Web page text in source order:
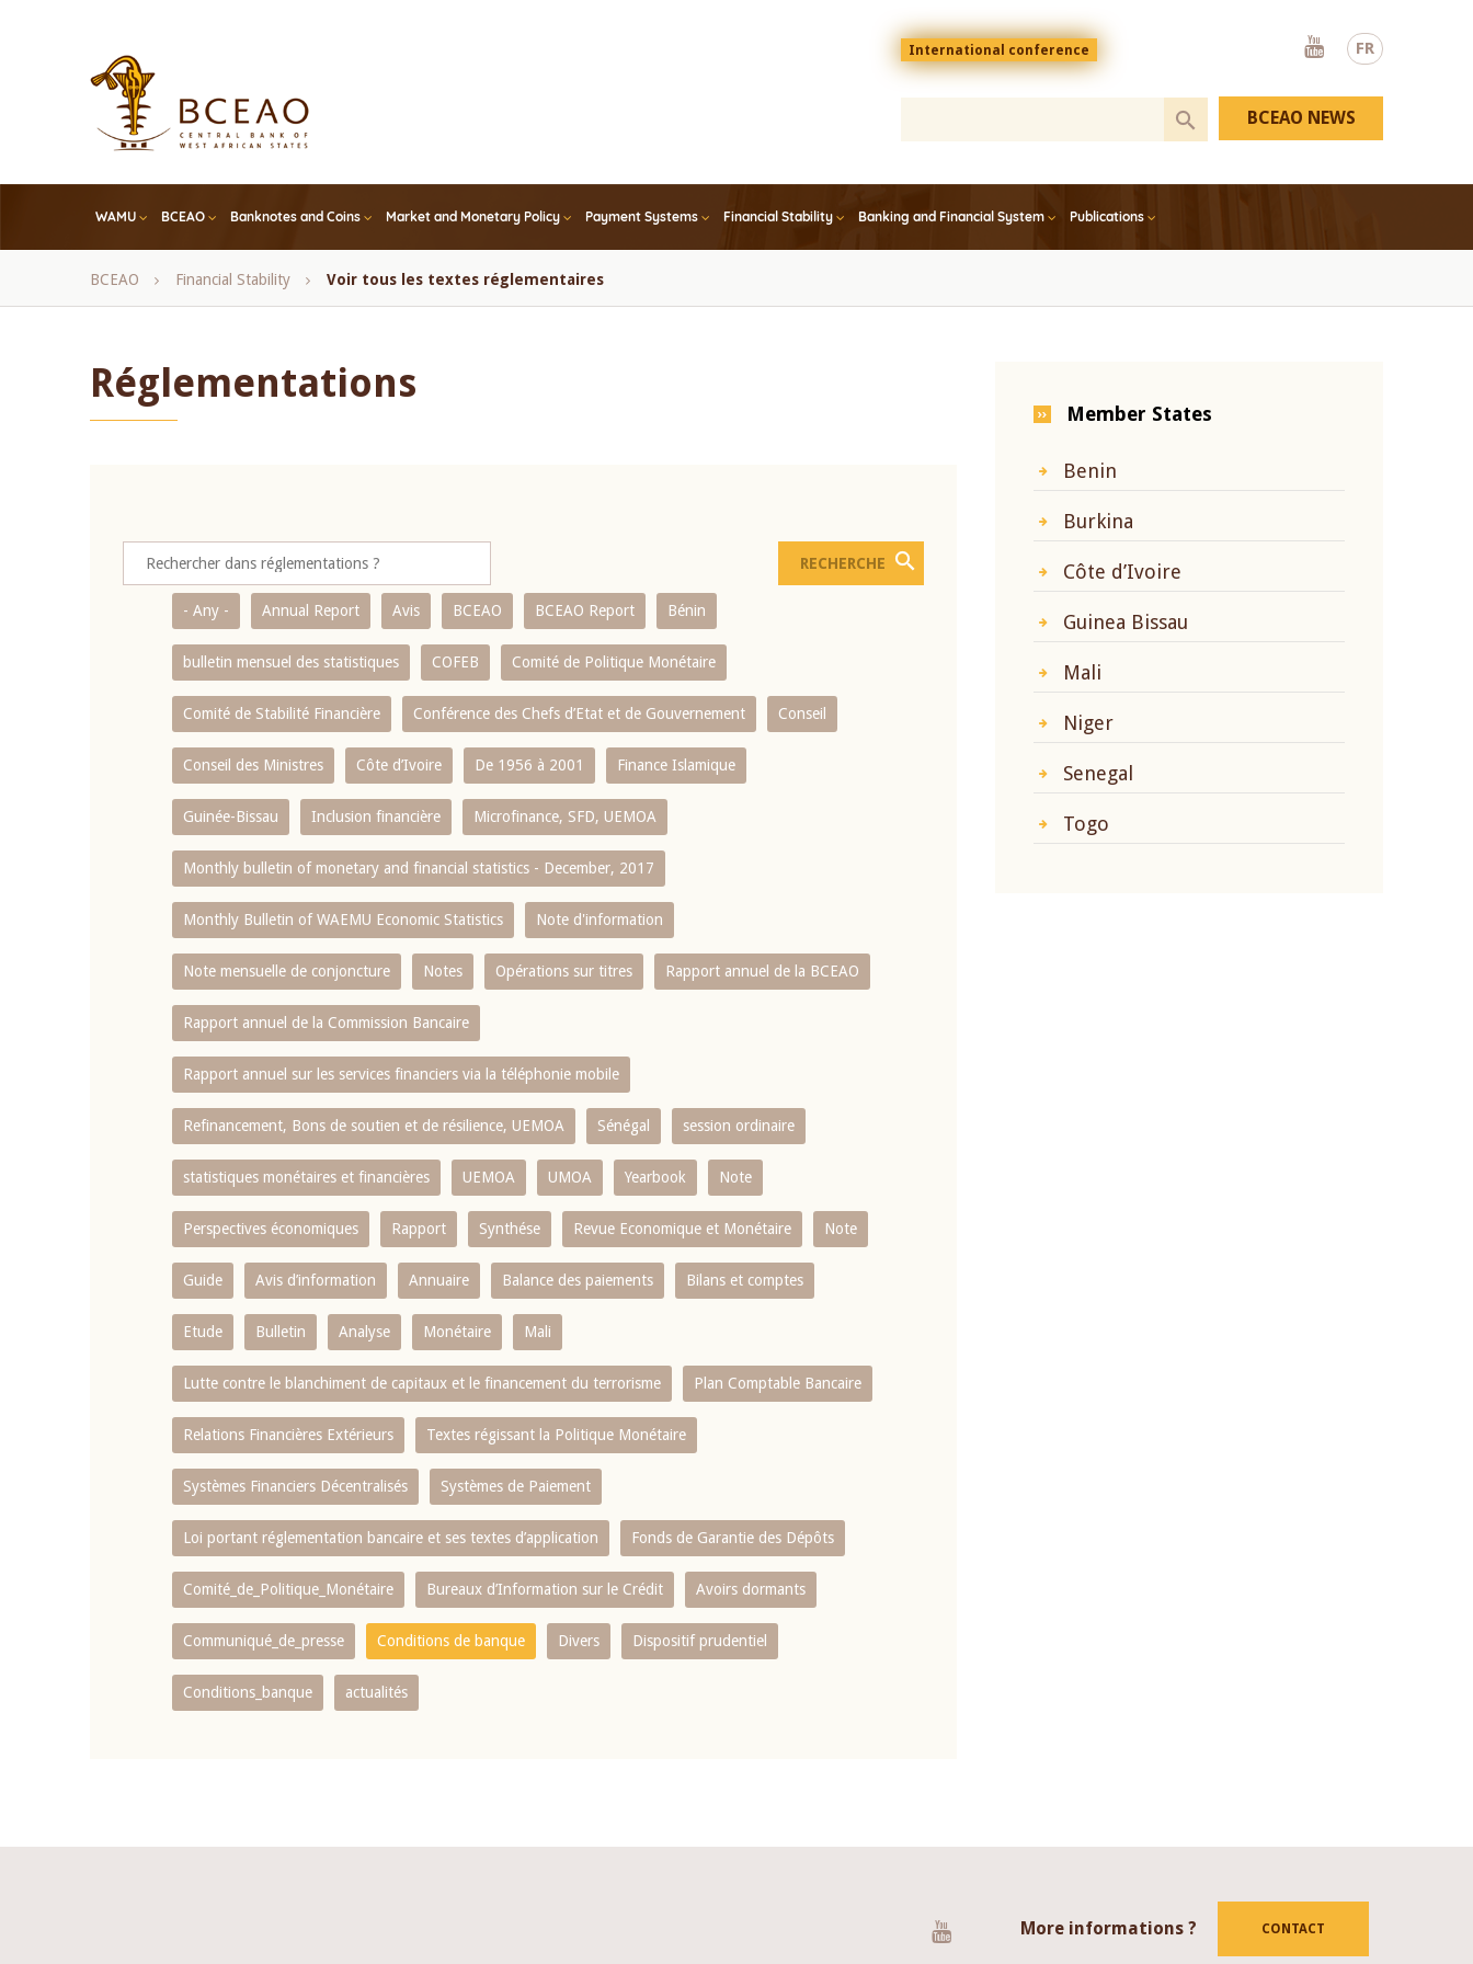
FR
Menu
top
En
International conference
Youtube
WAMU BCEAO Banknotes and Coins Market and Monetary Policy Payment Systems Financial Stability Banking and Financial System Publications
BCEAO NEWS
Breadcrumb
BCEAO Financial Stability Voir tous les textes réglementaires
Réglementations
- Any - Annual Report Avis BCEAO BCEAO Report Bénin
bulletin mensuel des statistiques COFEB Comité de Politique Monétaire
Comité de Stabilité Financière Conférence des Chefs d’Etat et de Gouvernement Conseil
Conseil des Ministres Côte d’Ivoire De 1956 à 2001 Finance Islamique
Guinée-Bissau Inclusion financière Microfinance, SFD, UEMOA
Monthly bulletin of monetary and financial statistics - December, 2017
Monthly Bulletin of WAEMU Economic Statistics Note d'information
Note mensuelle de conjoncture Notes Opérations sur titres Rapport annuel de la BCEAO
Rapport annuel de la Commission Bancaire
Rapport annuel sur les services financiers via la téléphonie mobile
Refinancement, Bons de soutien et de résilience, UEMOA Sénégal session ordinaire
statistiques monétaires et financières UEMOA UMOA Yearbook Note
Perspectives économiques Rapport Synthése Revue Economique et Monétaire Note
Guide Avis d’information Annuaire Balance des paiements Bilans et comptes
Etude Bulletin Analyse Monétaire Mali
Lutte contre le blanchiment de capitaux et le financement du terrorisme Plan Comptable Bancaire
Relations Financières Extérieurs Textes régissant la Politique Monétaire
Systèmes Financiers Décentralisés Systèmes de Paiement
Loi portant réglementation bancaire et ses textes d’application Fonds de Garantie des Dépôts
Comité_de_Politique_Monétaire Bureaux d’Information sur le Crédit Avoirs dormants
Communiqué_de_presse Conditions de banque Divers Dispositif prudentiel
Conditions_banque actualités
Member States
Benin
Burkina
Côte d’Ivoire
Guinea Bissau
Mali
Niger
Senegal
Togo
More informations ? CONTACT